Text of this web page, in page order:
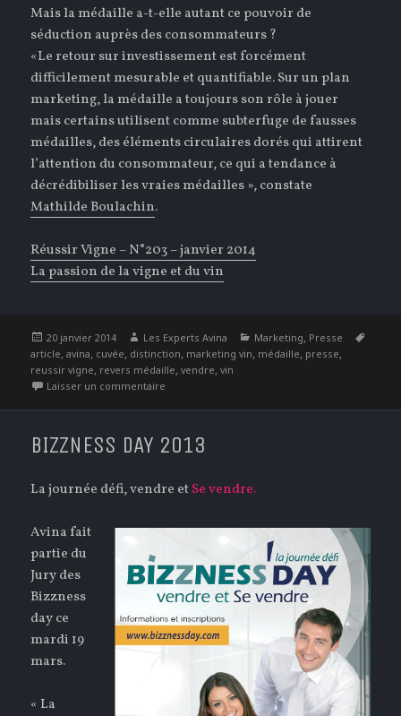
Mais la médaille a-t-elle autant ce pouvoir de
séduction auprès des consommateurs ?
«Le retour sur investissement est forcément
difficilement mesurable et quantifiable. Sur un plan
marketing, la médaille a toujours son rôle à jouer
mais certains utilisent comme subterfuge de fausses
médailles, des éléments circulaires dorés qui attirent
l’attention du consommateur, ce qui a tendance à
décrédibiliser les vraies médailles », constate
Mathilde Boulachin.
Réussir Vigne – N°203 – janvier 2014
La passion de la vigne et du vin
Publié
le
20 janvier 2014 Auteur
Les Experts Avina Catégories
Marketing, Presse
article,avina, cuvée, distinction, marketing vin, médaille, presse,
reussir vigne, revers médaille,vendre,vin
Laisser un commentaire
BIZZNESS DAY 2013
La journée défi, vendre etSe vendre.
Avina fait
partie du
Jury des
Bizzness
day ce
mardi 19
mars.
« La